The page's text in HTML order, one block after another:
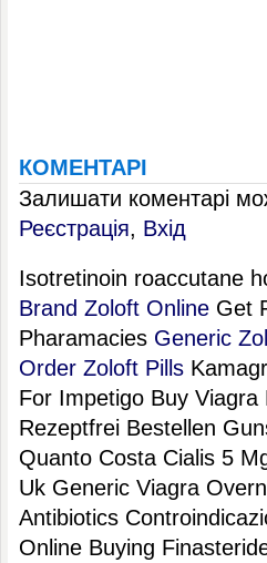
КОМЕНТАРІ
Залишати коментарі
Реєстрація, Вхід
Isotretinoin roaccutane
Brand Zoloft Online Get
Pharamacies Generic
Order Zoloft Pills
For Impetigo Buy Viagra
Rezeptfrei Bestellen
Quanto Costa Cialis 5
Uk Generic Viagra
Antibiotics
Online Buying